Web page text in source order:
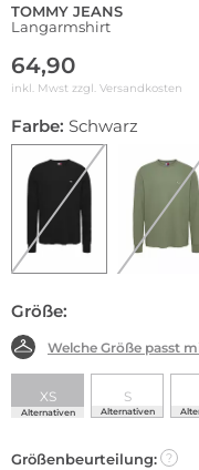
TOMMY JEANS
Langarmshirt
64,90
inkl. Mwst zzgl. Versandkosten
Farbe: Schwarz
Größe:
Welche Größe passt
XS
Alternativen
S
Alternativen
Größenbeurteilung: ?